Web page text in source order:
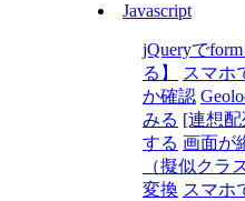
Javascript
jQueryで
る】
スマホ
か確認
みる [連想
する 画面が
（擬似クラ
変換 スマホ